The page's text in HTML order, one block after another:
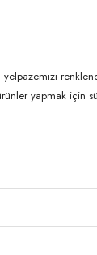
yelpazemizi
yapmak için